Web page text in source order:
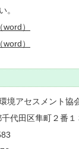
。
）
）
境アセスメント
代田区隼町２番